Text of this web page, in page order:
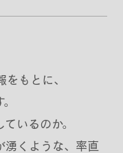
もとに、
いるのか。
湧くような、率直